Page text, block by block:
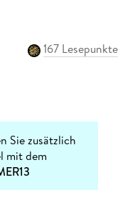
167 Lesepunkte
Sie zusätzlich
mit dem